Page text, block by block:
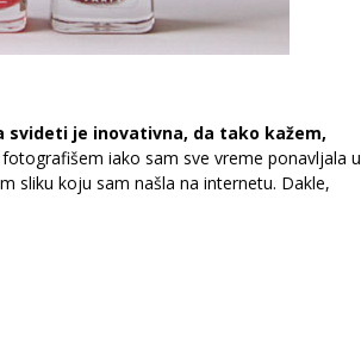
svideti je inovativna, da tako kažem,
iako sam sve vreme ponavljala u
sliku koju sam našla na internetu. Dakle,